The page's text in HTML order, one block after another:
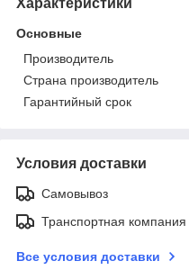
Основные
Производитель
Страна производитель
Гарантийный срок
Условия доставки
Самовывоз
Транспортная компания
Все условия доставки